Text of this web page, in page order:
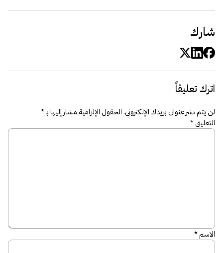
شارك
اترك تعليقاً
لن يتم نشر عنوان بريدك الإلكتروني.الحقول الإلزامية مشار إليها بـ*
التعليق*
الاسم*